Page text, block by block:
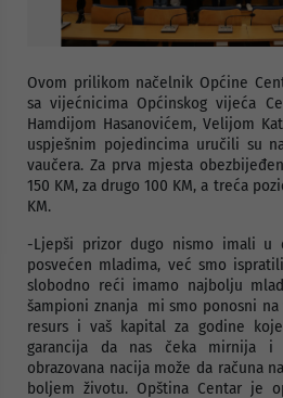
Ovom prilikom načelnik Općine
sa vijećnicima Općinskog vijeća
Hamdijom Hasanovićem, Velijom
uspješnim pojedincima uručili su
vaučera. Za prva mjesta
150 KM, za drugo 100 KM, a treća
KM.
-Ljepši prizor dugo nismo imali u
posvećen mladima, već smo
slobodno reći imamo najbolju
šampioni znanja mi smo ponosni
resurs i vaš kapital za godine
garancija da nas čeka mirnija i
obrazovana nacija može da računa
boljem životu. Opština Centar je